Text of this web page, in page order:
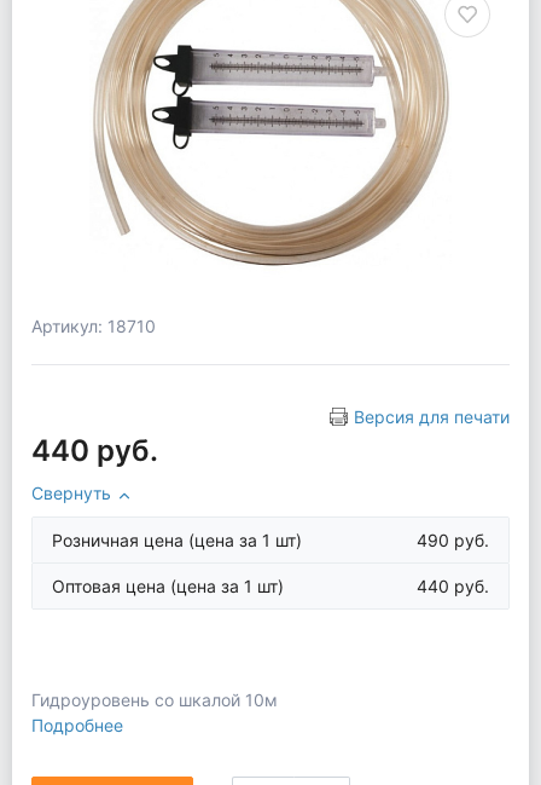
Артикул: 18710
Версия для печати
440 руб.
Свернуть
Розничная цена (цена за 1 шт) 490 руб.
Оптовая цена (цена за 1 шт) 440 руб.
Гидроуровень со шкалой 10м
Подробнее